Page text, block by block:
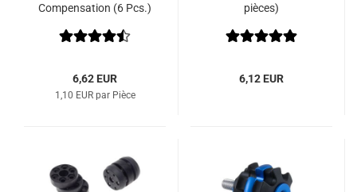
Compensation (6 Pcs.)
6,62 EUR
1,10 EUR par Pièce
pièces)
6,12 EUR